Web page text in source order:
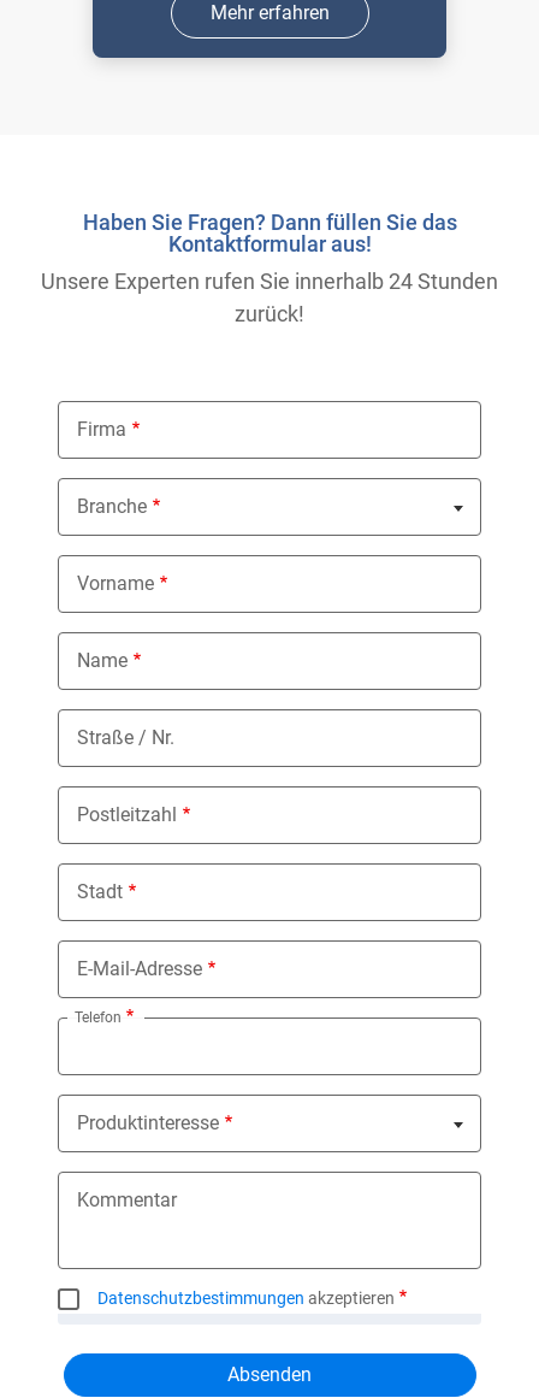
Mehr erfahren
Haben Sie Fragen? Dann füllen Sie das
Kontaktformular aus!
Unsere Experten rufen Sie innerhalb 24 Stunden
zurück!
Firma
Branche
Nothing selected
Vorname
Name
Straße / Nr.
Postleitzahl
Stadt
E-Mail-Adresse
Telefon
Produktinteresse
Nothing selected
Kommentar
Datenschutzbestimmungen akzeptieren